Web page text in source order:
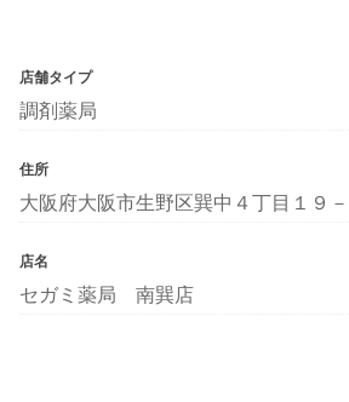
店舗タイプ
調剤薬局
住所
大阪府大阪市生野区巽中４丁目１９
店名
セガミ薬局 南巽店